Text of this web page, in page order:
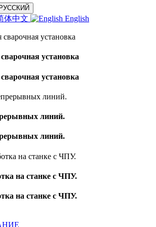
РУССКИЙ
体中文 English
установка
установка
линий.
линий.
на станке с ЧПУ.
на станке с ЧПУ.